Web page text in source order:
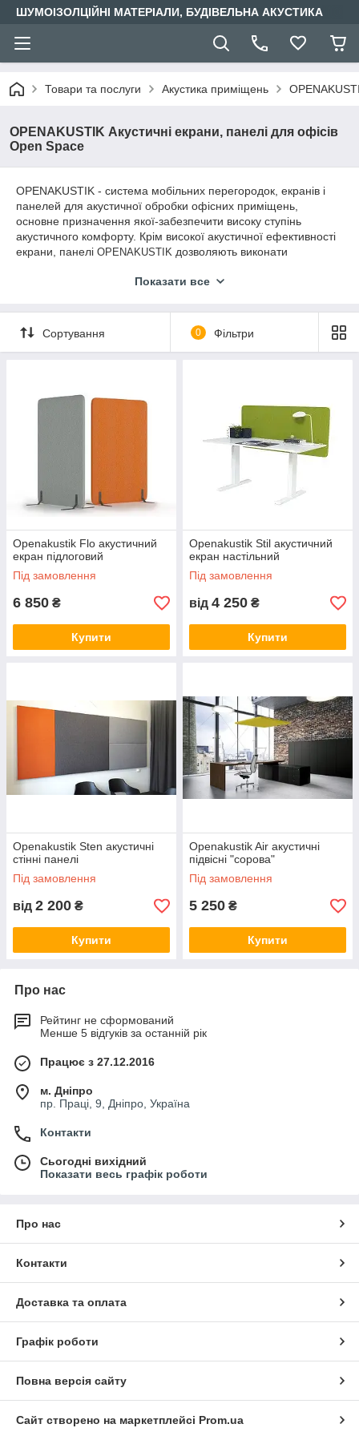
ШУМОІЗОЛЦІЙНІ МАТЕРІАЛИ, БУДІВЕЛЬНА АКУСТИКА
Товари та послуги Акустика приміщень
OPENAKUSTIK Акустичні екрани, панелі для офісів
Open Space
OPENAKUSTIK - система мобільних перегородок, екранів і
панелей для акустичної обробки офісних приміщень,
основне призначення якої-забезпечити високу ступінь
акустичного комфорту. Крім високої акустичної ефективності
екрани, панелі OPENAKUSTIK дозволяють виконати
Показати все
Сортування 0 Фільтри
Openakustik Flo акустичний
екран підлоговий
Під замовлення
6 850 ₴
Купити
Openakustik Stil акустичний
екран настільний
Під замовлення
від 4 250 ₴
Купити
Openakustik Sten акустичні
стінні панелі
Під замовлення
від 2 200 ₴
Купити
Openakustik Air акустичні
підвісні "сорова"
Під замовлення
5 250 ₴
Купити
Про нас
Рейтинг не сформований
Менше 5 відгуків за останній рік
Працює з 27.12.2016
м. Дніпро
пр. Праці, 9, Дніпро, Україна
Контакти
Сьогодні вихідний
Показати весь графік роботи
Про нас
Контакти
Доставка та оплата
Графік роботи
Повна версія сайту
Сайт створено на маркетплейсі Prom.ua